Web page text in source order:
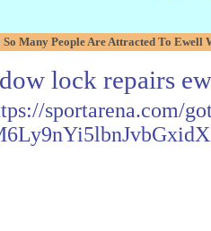
So Many People Are Attracted To Ewell
lock repairs
sportarena.com/